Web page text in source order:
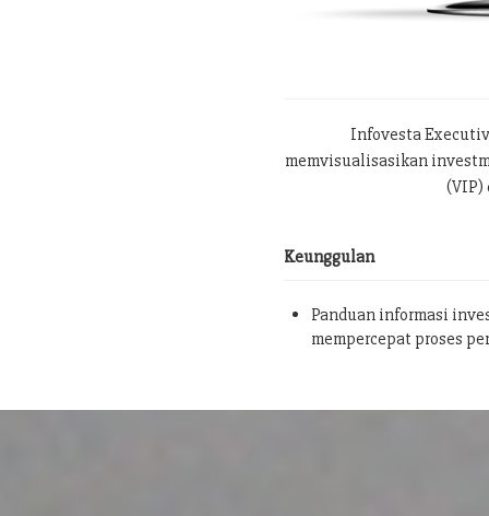
Infovesta
memvisualisasikan
(VIP)
Keunggulan
Panduan informasi
mempercepat proses